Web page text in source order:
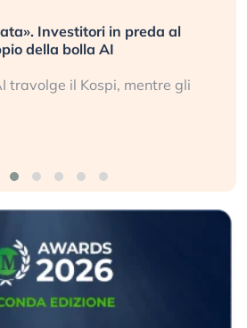
pesa più dell’economia reale.
gli errori del 2008?
cresce, ma è sempre più
reale. (…)